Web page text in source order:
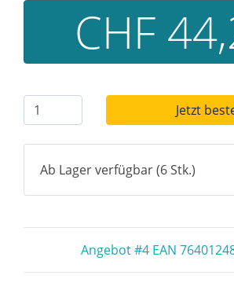
CHF
Jetzt
Ab Lager verfügbar (6 Stk.)
Angebot #4 EAN